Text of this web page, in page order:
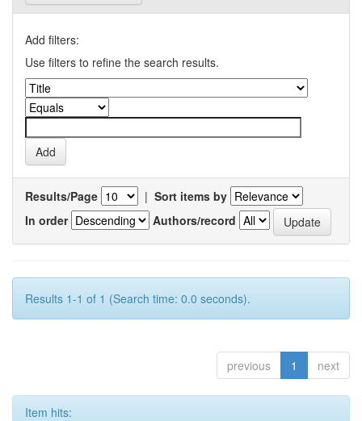
Add filters:
Use filters to refine the search results.
Results/Page | Sort items by
In order
Authors/record
Results 1-1 of 1 (Search time: 0.0 seconds).
previous 1 next
Item hits: